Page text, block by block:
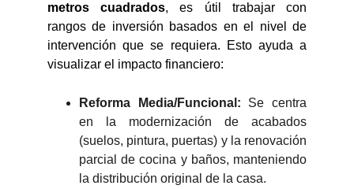
metros cuadrados, es útil trabajar con
rangos de inversión basados en el nivel de
intervención que se requiera. Esto ayuda a
visualizar el impacto financiero:
Reforma Media/Funcional: Se centra
en la modernización de acabados
(suelos, pintura, puertas) y la renovación
parcial de cocina y baños, manteniendo
la distribución original de la casa.